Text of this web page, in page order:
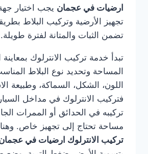
ارضيات في عجمان يجب اختيار
تجهيز الأرضية وتركيب البلاط
تضمن الثبات والمتانة لفترة طويلة.
تبدأ خدمة تركيب الانترلوك
المساحة وتحديد نوع البلاط
اللون، الشكل، السماكة، وطبيعة
فتركيب الانترلوك في مداخل
تركيبه في الحدائق أو الممرات
مساحة تحتاج إلى تجهيز خاص.
تركيب الانترلوك ارضيات في